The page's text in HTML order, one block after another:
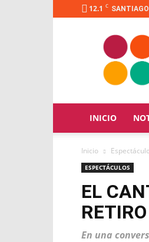
12.1 C SANTIAGO
INICIO
Inicio
ESPECTÁCULOS
EL
En una